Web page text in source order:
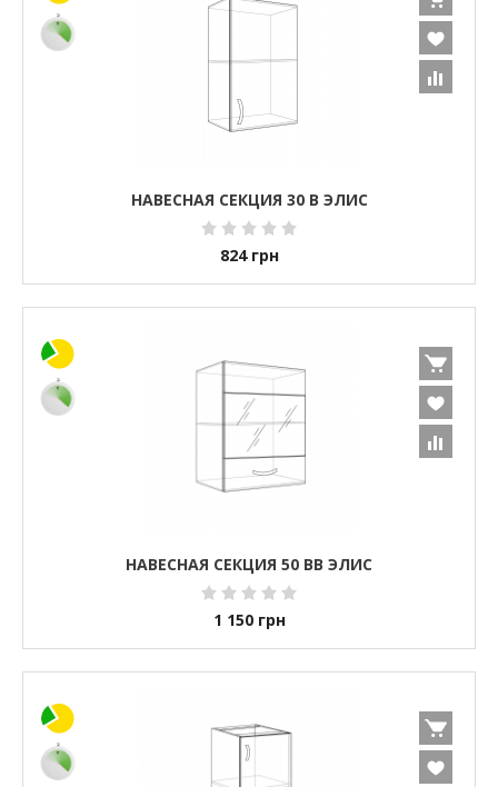
НАВЕСНАЯ СЕКЦИЯ 30 В ЭЛИС
824 грн
НАВЕСНАЯ СЕКЦИЯ 50 ВВ ЭЛИС
1 150 грн